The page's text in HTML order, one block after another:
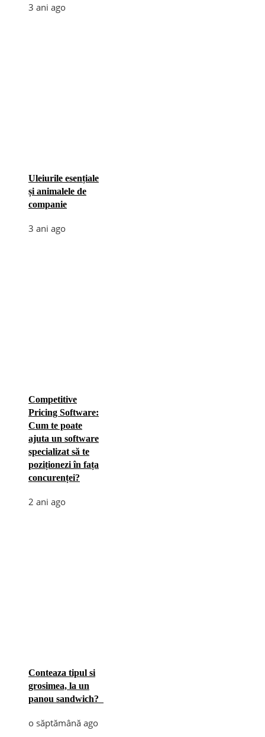
3 ani ago
Uleiurile esențiale
și animalele de
companie
3 ani ago
Competitive
Pricing Software:
Cum te poate
ajuta un software
specializat să te
poziționezi în fața
concurenței?
2 ani ago
Conteaza tipul si
grosimea, la un
panou sandwich?
o săptămână ago